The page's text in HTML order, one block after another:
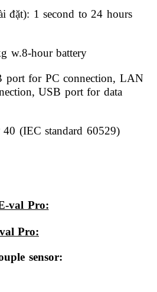
đặt): 1 second to 24 hours
w.8-hour battery
for PC connection, LAN
USB port for data
(IEC standard 60529)
val Pro:
Pro:
sensor: